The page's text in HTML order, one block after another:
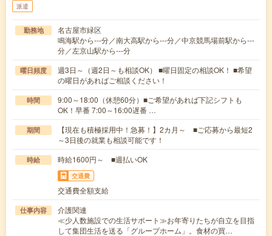
派遣
勤務地
名古屋市緑区
鳴海駅から---分／南大高駅から---分／中京競馬場前駅から---
分／左京山駅から---分
曜日頻度
週3日～（週2日～も相談OK） ■曜日固定の相談OK！ ■希望
の曜日があればご相談ください！
時間
9:00～18:00（休憩60分）■ご希望があれば下記シフトも
OK！早番 7:00～16:00遅番 …
期間
【現在も積極採用中！急募！】2カ月～ ■ご応募から最短2
～3日後の就業も相談可能です！
時給 時給1600円～ ■週払いOK
交通費
交通費全額支給
仕事内容
介護関連
≪少人数施設での生活サポート≫お年寄りたちが自立を目指
して集団生活を送る「グループホーム」。食材の買…